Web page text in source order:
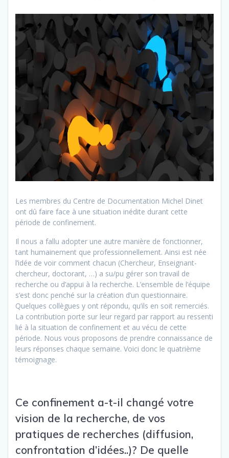
Les membres du Centre de Documentation Michel Dinet
ont dû faire face à une situation inédite durant cette
période de confinement.
Il nous a fallu adopter une autre manière de fonctionner,
tant humainement que professionnellement. Ainsi est née
l’idée de voir comment chacun (Chercheur, Enseignant-
chercheur, doctorant, …) a su/pu gérer son travail de
recherche ou d’appui à la recherche. L’ensemble de l’équipe
s’est donc penché sur la création d’un questionnaire.
Quelques collègues y ont répondu, qu’ils en soit remerciés.
La contribution porte sur leur regard par rapport au ressenti
lié à la situation de confinement et au vécu de cette
période. Nous vous proposons de prendre connaissance de
leurs réponses chaque semaine. Voici donc le quatrième
témoignage.
Ce confinement a-t-il changé votre
vision de la recherche, de vos
pratiques de recherches (diffusion,
confrontation d’idées..)? De quelle